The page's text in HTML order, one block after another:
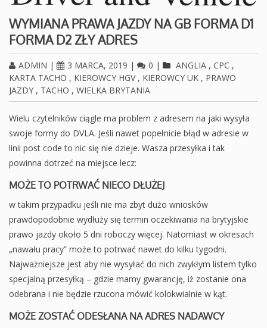
WYMIANA PRAWA JAZDY NA GB FORMA D1
FORMA D2 ZŁY ADRES
ADMIN | 3 MARCA, 2019 | 0 | ANGLIA , CPC ,
KARTA TACHO , KIEROWCY HGV, KIEROWCY UK , PRAWO
JAZDY , TACHO , WIELKA BRYTANIA
Wielu czytelników ciągle ma problem z adresem na jaki wysyła
swoje formy do DVLA. Jeśli nawet popełnicie błąd w adresie w
linii post code to nic się nie dzieje. Wasza przesyłka i tak
powinna dotrzeć na miejsce lecz:
MOŻE TO POTRWAĆ NIECO DŁUŻEJ
w takim przypadku jeśli nie ma zbyt dużo wniosków
prawdopodobnie wydłuży się termin oczekiwania na brytyjskie
prawo jazdy około 5 dni roboczy więcej. Natomiast w okresach
„nawału pracy” może to potrwać nawet do kilku tygodni.
Najważniejsze jest aby nie wysyłać do nich zwykłym listem tylko
specjalną przesyłką – gdzie mamy gwarancję, iż zostanie ona
odebrana i nie będzie rzucona mówić kolokwialnie w kąt.
MOŻE ZOSTAĆ ODESŁANA NA ADRES NADAWCY